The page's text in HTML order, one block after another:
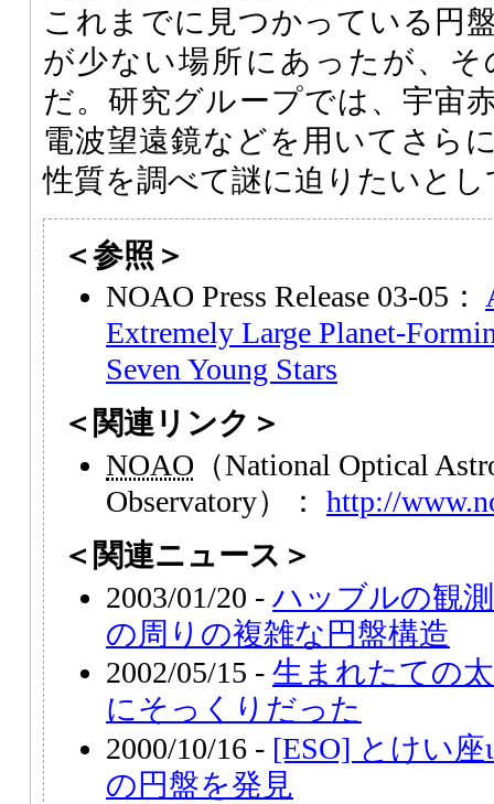
これまでに見つかっている円
が少ない場所にあったが、
だ。研究グループでは、宇宙
電波望遠鏡などを用いてさら
性質を調べて謎に迫りたいと
＜参照＞
NOAO Press Release 03-05：
Extremely Large Planet-
Seven Young Stars
＜関連リンク＞
NOAO （National Optical
Observatory）： http://
＜関連ニュース＞
2003/01/20 - ハッブルの観
の周りの複雑な円盤構造
2002/05/15 - 生まれたての
にそっくりだった
2000/10/16 - [ESO] とけい
の円盤を発見